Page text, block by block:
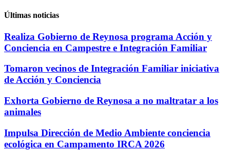
Últimas noticias
Realiza Gobierno de Reynosa programa Acción y
Conciencia en Campestre e Integración Familiar
Tomaron vecinos de Integración Familiar iniciativa
de Acción y Conciencia
Exhorta Gobierno de Reynosa a no maltratar a los
animales
Impulsa Dirección de Medio Ambiente conciencia
ecológica en Campamento IRCA 2026